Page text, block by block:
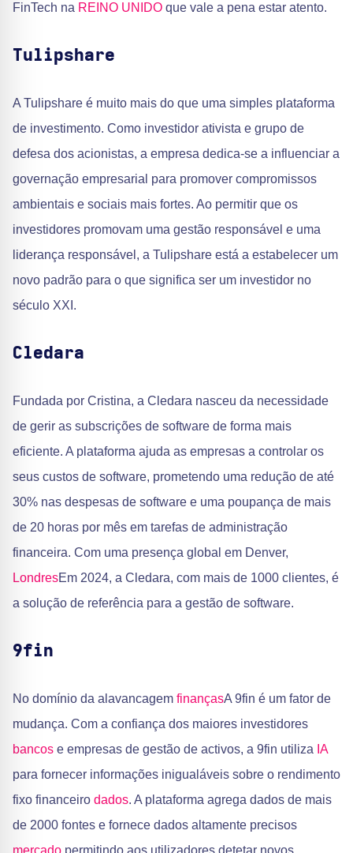
FinTech na REINO UNIDO que vale a pena estar atento.
Tulipshare
A Tulipshare é muito mais do que uma simples plataforma
de investimento. Como investidor ativista e grupo de
defesa dos acionistas, a empresa dedica-se a influenciar a
governação empresarial para promover compromissos
ambientais e sociais mais fortes. Ao permitir que os
investidores promovam uma gestão responsável e uma
liderança responsável, a Tulipshare está a estabelecer um
novo padrão para o que significa ser um investidor no
século XXI.
Cledara
Fundada por Cristina, a Cledara nasceu da necessidade
de gerir as subscrições de software de forma mais
eficiente. A plataforma ajuda as empresas a controlar os
seus custos de software, prometendo uma redução de até
30% nas despesas de software e uma poupança de mais
de 20 horas por mês em tarefas de administração
financeira. Com uma presença global em Denver,
LondresEm 2024, a Cledara, com mais de 1000 clientes, é
a solução de referência para a gestão de software.
9fin
No domínio da alavancagem finançasA 9fin é um fator de
mudança. Com a confiança dos maiores investidores
bancos e empresas de gestão de activos, a 9fin utiliza IA
para fornecer informações inigualáveis sobre o rendimento
fixo financeiro dados. A plataforma agrega dados de mais
de 2000 fontes e fornece dados altamente precisos
mercado permitindo aos utilizadores detetar novos